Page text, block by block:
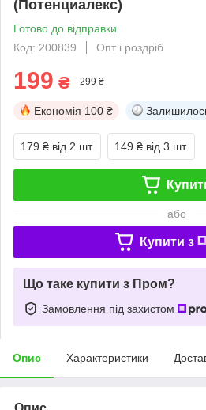
(Потенциалекс)
Готово до відправки
Код: 200839
Опт і роздріб
199 ₴ 299 ₴
Економія 100 ₴
179 ₴ від 2 шт. 149 ₴ від 3 шт.
або
Купити з
Що таке купити з Пром?
Замовлення під захистом
Опис Характеристики